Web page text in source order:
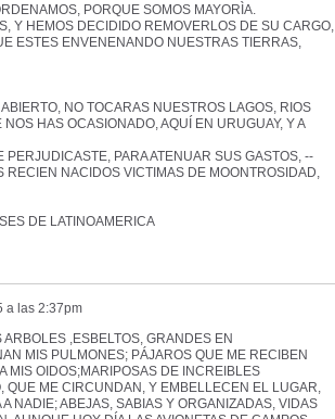
PORQUE SOMOS MAYORÌA.
Y HEMOS DECIDIDO REMOVERLOS DE SU CARGO,
ESTES ENVENENANDO NUESTRAS TIERRAS,
NO TOCARAS NUESTROS LAGOS, RIOS
HAS OCASIONADO, AQUÍ EN URUGUAY, Y A
PARA ATENUAR SUS GASTOS, --
NACIDOS VICTIMAS DE MOONTROSIDAD,
DE LATINOAMERICA
a las 2:37pm
,ESBELTOS, GRANDES EN
MIS PULMONES; PÁJAROS QUE ME RECIBEN
MIS OIDOS;MARIPOSAS DE INCREIBLES
ME CIRCUNDAN, Y EMBELLECEN EL LUGAR,
NADIE; ABEJAS, SABIAS Y ORGANIZADAS, VIDAS